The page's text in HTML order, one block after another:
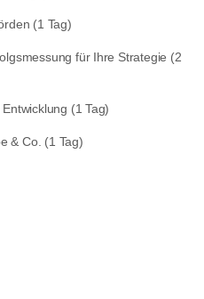
(1 Tag)
für Ihre Strategie (2
(1 Tag)
& Co. (1 Tag)